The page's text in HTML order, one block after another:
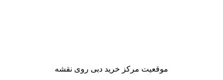
موقعیت مرکز خرید دبی روی نقشه